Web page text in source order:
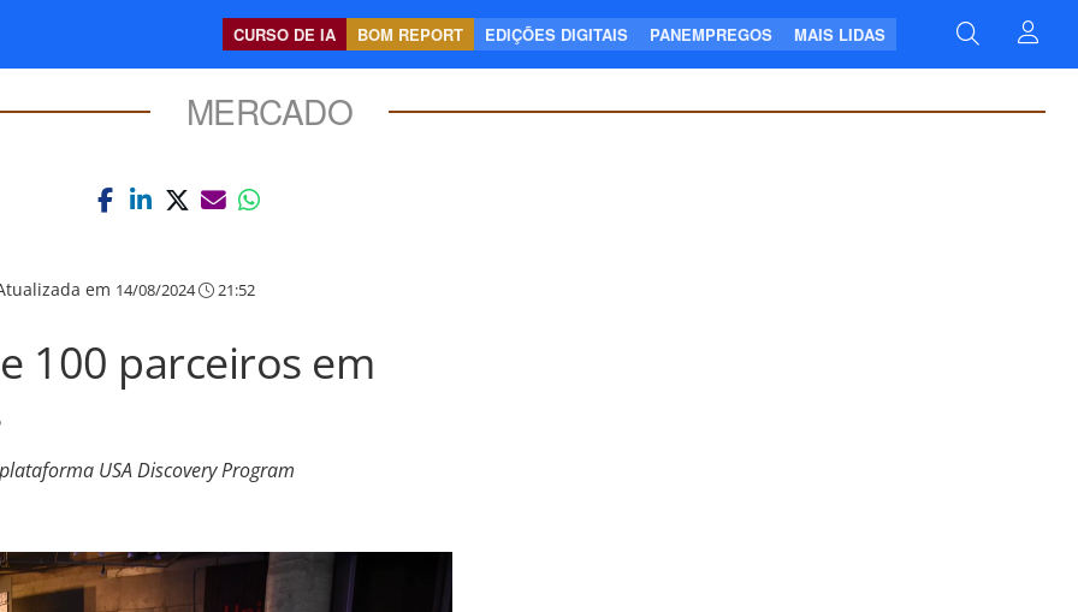
CURSO DE IA BOM REPORT EDIÇÕES DIGITAIS PANEMPREGOS MAIS LIDAS
MERCADO
em 14/08/2024 21:52
100 parceiros em
USA Discovery Program